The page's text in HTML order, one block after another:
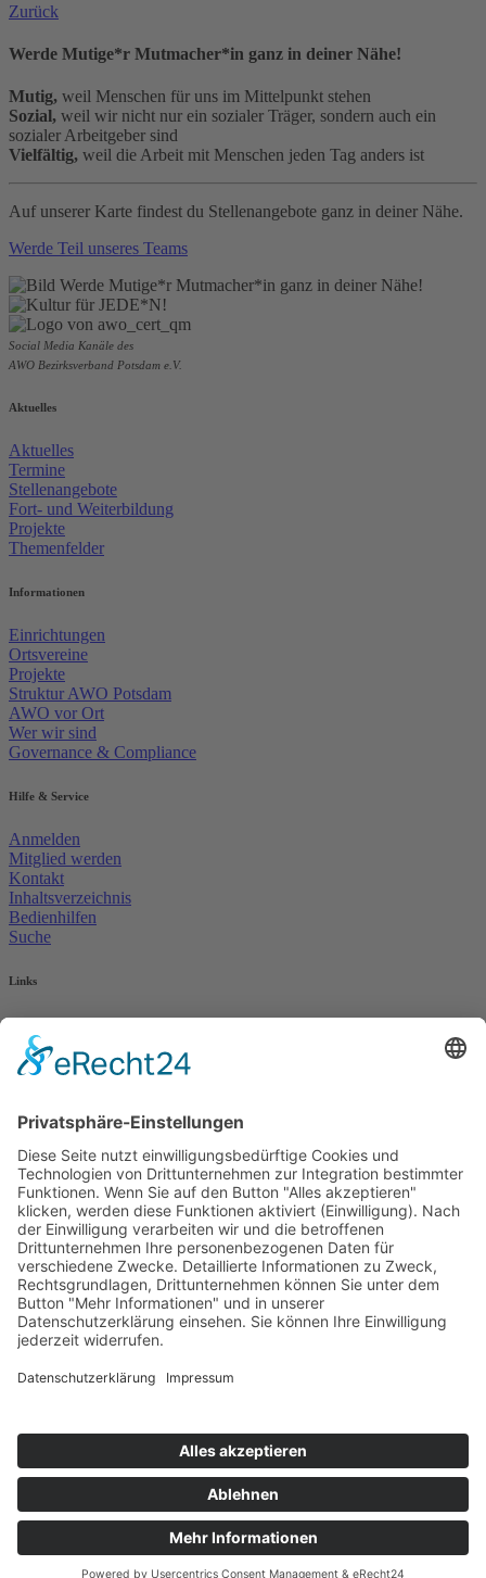
Zurück
Werde Mutige*r Mutmacher*in ganz in deiner Nähe!
Mutig, weil Menschen für uns im Mittelpunkt stehen
Sozial, weil wir nicht nur ein sozialer Träger, sondern auch ein
sozialer Arbeitgeber sind
Vielfältig, weil die Arbeit mit Menschen jeden Tag anders ist
Auf unserer Karte findest du Stellenangebote ganz in deiner Nähe.
Werde Teil unseres Teams
Social Media Kanäle des
AWO Bezirksverband Potsdam e.V.
Aktuelles
Aktuelles
Termine
Stellenangebote
Fort- und Weiterbildung
Projekte
Themenfelder
Informationen
Einrichtungen
Ortsvereine
Projekte
Struktur AWO Potsdam
AWO vor Ort
Wer wir sind
Governance & Compliance
Hilfe & Service
Anmelden
Mitglied werden
Kontakt
Inhaltsverzeichnis
Bedienhilfen
Suche
Links
AWO Jobportal
AWO Ehrenamt Portal
AWO Schulgesundheitsfachkräfte
AWO Pflegeberatung
AWO Kulturhaus Babelsberg
Arbeit mit Behinderung
AWO Büro Kindermut
Kulturland Brandenburg
AWO Selbsthilfe
AWO eLearning
Kultur für JEDEN
AWO 1plus9
Dachverband Freie Suchtselbsthilfe
© 1990 - 2026 Arbeiterwohlfahrt Bezirksverband Potsdam e. V.
Impressum|Datenschutz|Barrierefreiheitserklärung
Mutige Mutmacher*innen gesucht!
Komm zu den mutigen Mutmacher*innen.